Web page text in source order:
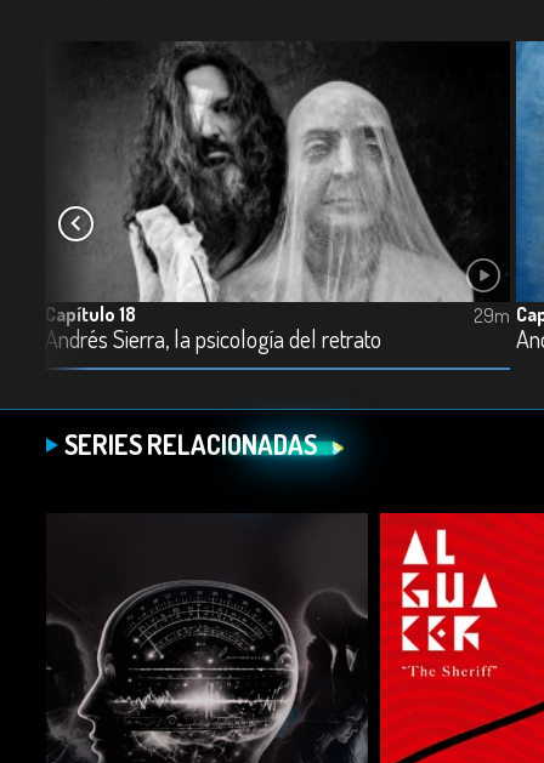
Capítulo 18
Andrés Sierra, la psicología del retrato
29m
SERIES RELACIONADAS